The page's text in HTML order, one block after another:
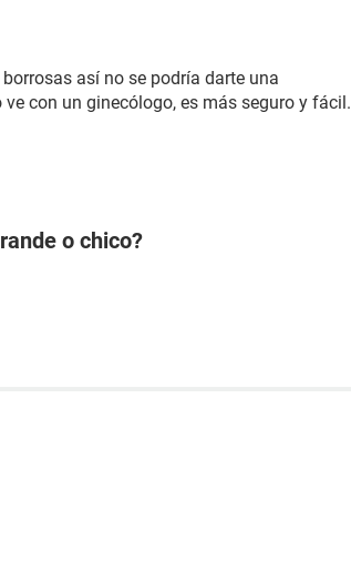
así no se podría darte una
con un ginecólogo, es más seguro y fácil.
o chico?